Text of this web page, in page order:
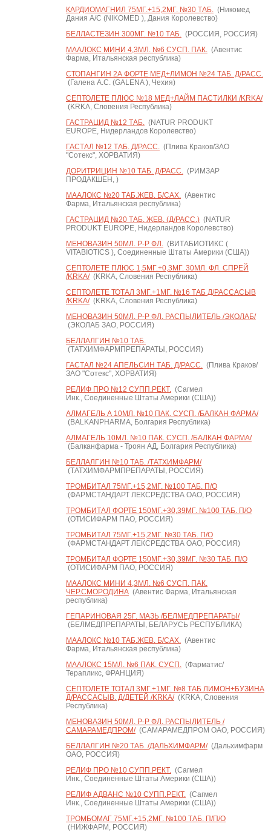
КАРДИОМАГНИЛ 75МГ.+15,2МГ. №30 ТАБ.(Никомед
Дания А/С (NIKOMED ), Дания Королевство)
БЕЛЛАСТЕЗИН 300МГ. №10 ТАБ.(РОССИЯ, РОССИЯ)
МААЛОКС МИНИ 4,3МЛ. №6 СУСП. ПАК.(Авентис
Фарма, Итальянская республика)
СТОПАНГИН 2А ФОРТЕ МЕД+ЛИМОН №24 ТАБ. Д/РАСС.
(Галена А.С. (GALENA ), Чехия)
СЕПТОЛЕТЕ ПЛЮС №18 МЕД+ЛАЙМ ПАСТИЛКИ /KRKA/
(KRKA, Словения Республика)
ГАСТРАЦИД №12 ТАБ.(NATUR PRODUKT
EUROPE, Нидерландов Королевство)
ГАСТАЛ №12 ТАБ. Д/РАСС.(Плива Краков/ЗАО
"Сотекс", ХОРВАТИЯ)
ДОРИТРИЦИН №10 ТАБ. Д/РАСС.(РИМЗАР
ПРОДАКШЕН, )
МААЛОКС №20 ТАБ.ЖЕВ. Б/САХ.(Авентис
Фарма, Итальянская республика)
ГАСТРАЦИД №20 ТАБ. ЖЕВ. (Д/РАСС.)(NATUR
PRODUKT EUROPE, Нидерландов Королевство)
МЕНОВАЗИН 50МЛ. Р-Р ФЛ.(ВИТАБИОТИКС (
VITABIOTICS ), Соединенные Штаты Америки (США))
СЕПТОЛЕТЕ ПЛЮС 1,5МГ.+0,3МГ. 30МЛ. ФЛ. СПРЕЙ
/KRKA/(KRKA, Словения Республика)
СЕПТОЛЕТЕ ТОТАЛ 3МГ.+1МГ. №16 ТАБ Д/РАССАСЫВ
/KRKA/(KRKA, Словения Республика)
МЕНОВАЗИН 50МЛ. Р-Р ФЛ. РАСПЫЛИТЕЛЬ /ЭКОЛАБ/
(ЭКОЛАБ ЗАО, РОССИЯ)
БЕЛЛАЛГИН №10 ТАБ.
(ТАТХИМФАРМПРЕПАРАТЫ, РОССИЯ)
ГАСТАЛ №24 АПЕЛЬСИН ТАБ. Д/РАСС.(Плива Краков/
ЗАО "Сотекс", ХОРВАТИЯ)
РЕЛИФ ПРО №12 СУПП.РЕКТ.(Сагмел
Инк., Соединенные Штаты Америки (США))
АЛМАГЕЛЬ А 10МЛ. №10 ПАК. СУСП. /БАЛКАН ФАРМА/
(BALKANPHARMA, Болгария Республика)
АЛМАГЕЛЬ 10МЛ. №10 ПАК. СУСП. /БАЛКАН ФАРМА/
(Балканфарма - Троян АД, Болгария Республика)
БЕЛЛАЛГИН №10 ТАБ. /ТАТХИМФАРМ/
(ТАТХИМФАРМПРЕПАРАТЫ, РОССИЯ)
ТРОМБИТАЛ 75МГ.+15,2МГ. №100 ТАБ. П/О
(ФАРМСТАНДАРТ ЛЕКСРЕДСТВА ОАО, РОССИЯ)
ТРОМБИТАЛ ФОРТЕ 150МГ.+30,39МГ. №100 ТАБ. П/О
(ОТИСИФАРМ ПАО, РОССИЯ)
ТРОМБИТАЛ 75МГ.+15,2МГ. №30 ТАБ. П/О
(ФАРМСТАНДАРТ ЛЕКСРЕДСТВА ОАО, РОССИЯ)
ТРОМБИТАЛ ФОРТЕ 150МГ.+30,39МГ. №30 ТАБ. П/О
(ОТИСИФАРМ ПАО, РОССИЯ)
МААЛОКС МИНИ 4,3МЛ. №6 СУСП. ПАК.
ЧЕР.СМОРОДИНА(Авентис Фарма, Итальянская
республика)
ГЕПАРИНОВАЯ 25Г. МАЗЬ /БЕЛМЕДПРЕПАРАТЫ/
(БЕЛМЕДПРЕПАРАТЫ, БЕЛАРУСЬ РЕСПУБЛИКА)
МААЛОКС №10 ТАБ.ЖЕВ. Б/САХ.(Авентис
Фарма, Итальянская республика)
МААЛОКС 15МЛ. №6 ПАК. СУСП.(Фарматис/
Терапликс, ФРАНЦИЯ)
СЕПТОЛЕТЕ ТОТАЛ 3МГ.+1МГ. №8 ТАБ ЛИМОН+БУЗИНА
Д/РАССАСЫВ. Д/ДЕТЕЙ /KRKA/(KRKA, Словения
Республика)
МЕНОВАЗИН 50МЛ. Р-Р ФЛ. РАСПЫЛИТЕЛЬ /
САМАРАМЕДПРОМ/(САМАРАМЕДПРОМ ОАО, РОССИЯ)
БЕЛЛАЛГИН №20 ТАБ. /ДАЛЬХИМФАРМ/(Дальхимфарм
ОАО, РОССИЯ)
РЕЛИФ ПРО №10 СУПП.РЕКТ.(Сагмел
Инк., Соединенные Штаты Америки (США))
РЕЛИФ АДВАНС №10 СУПП.РЕКТ.(Сагмел
Инк., Соединенные Штаты Америки (США))
ТРОМБОМАГ 75МГ.+15,2МГ. №100 ТАБ. П/П/О
(НИЖФАРМ, РОССИЯ)